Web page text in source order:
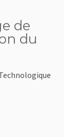
de
du